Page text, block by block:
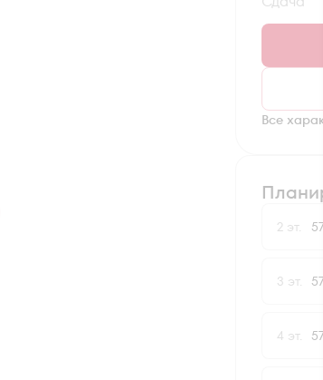
Все
2 эт.
3 эт.
4 эт.